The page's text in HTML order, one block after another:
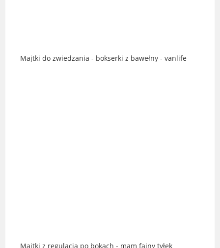
Majtki do zwiedzania - bokserki z bawełny - vanlife
Majtki z regulacją po bokach - mam fajny tyłek